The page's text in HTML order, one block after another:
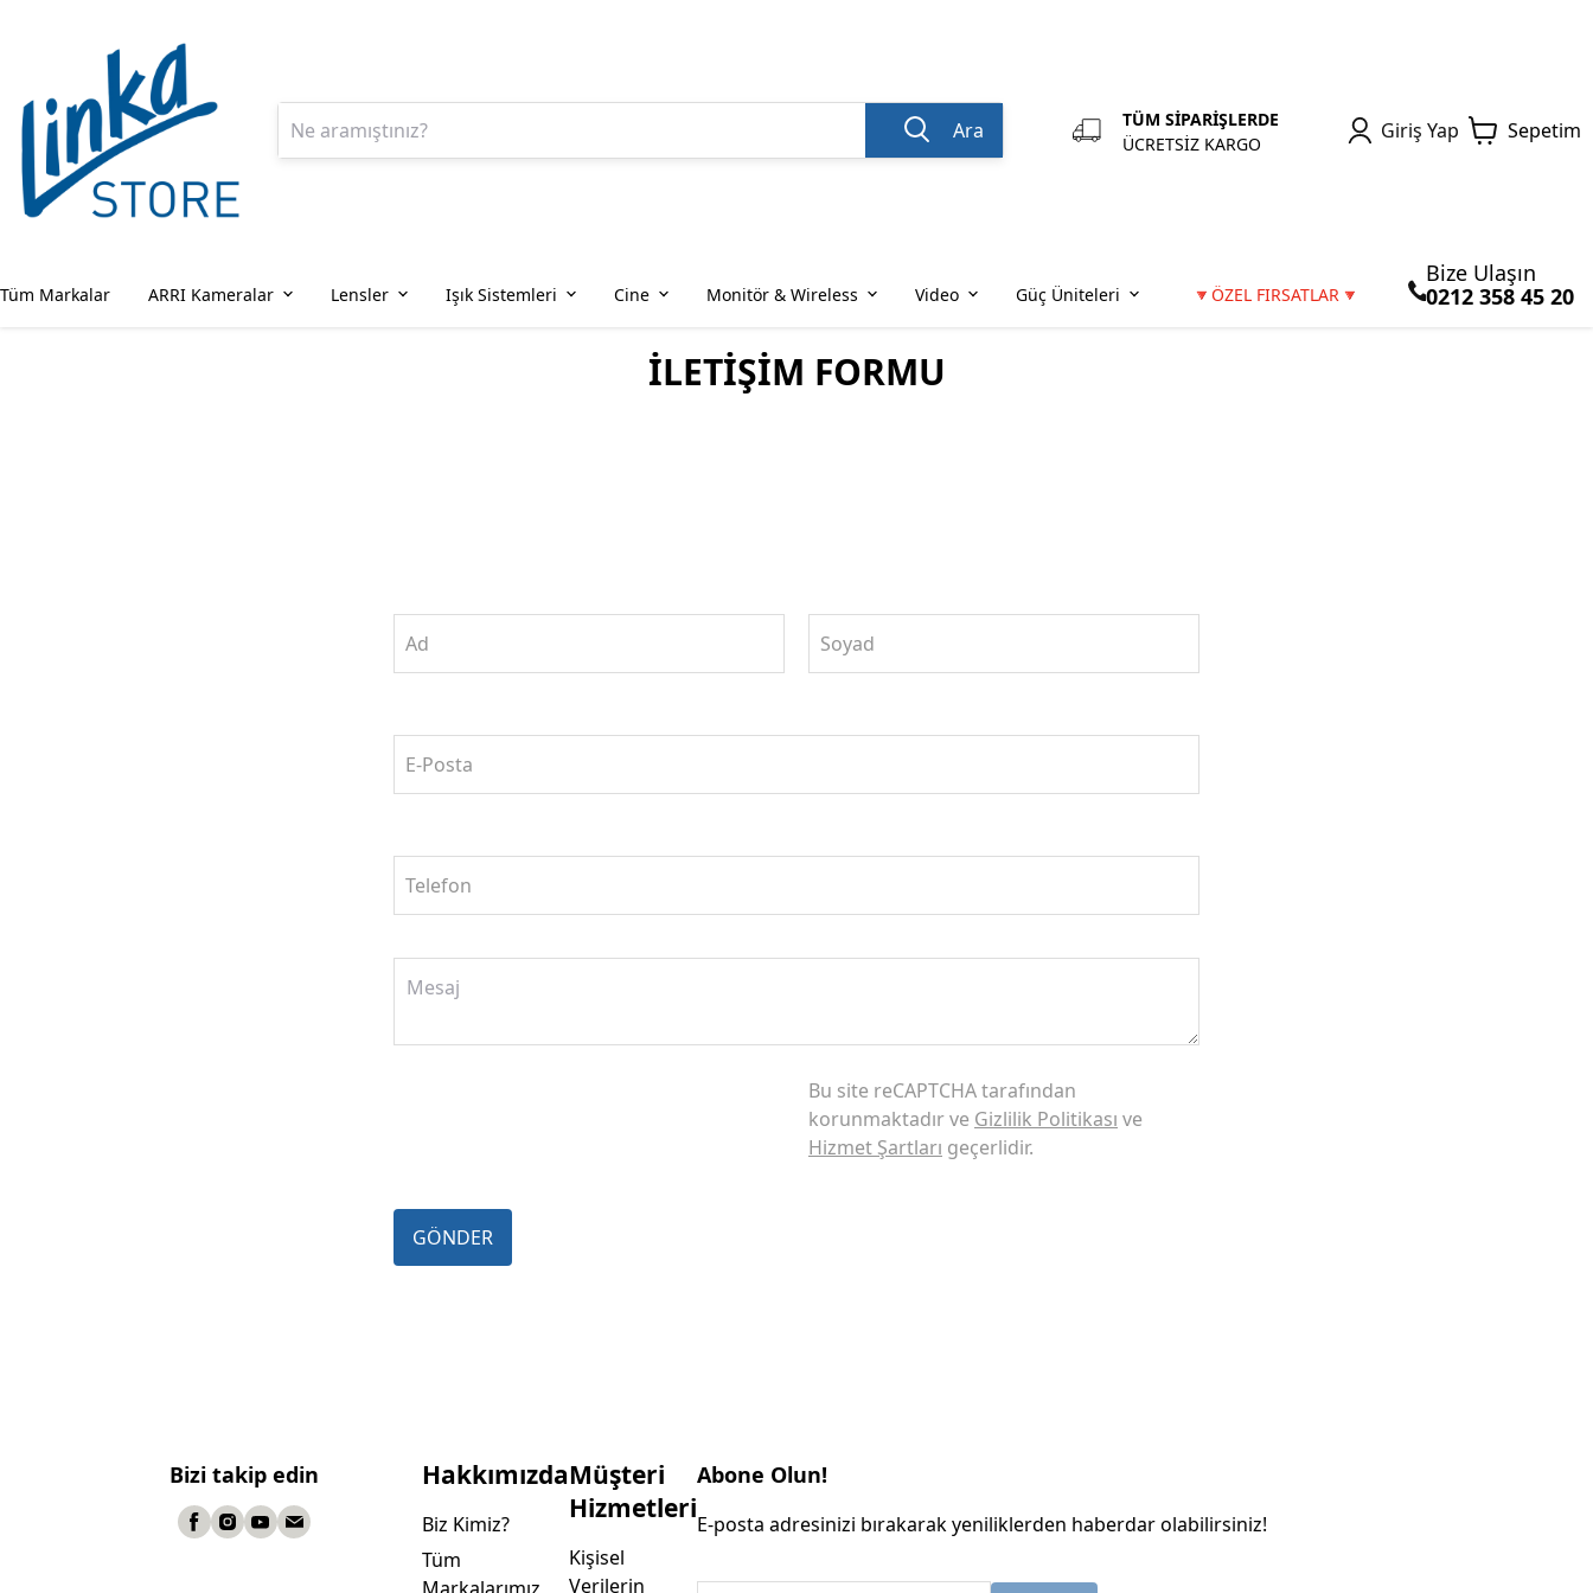
Ara
TÜM SİPARİŞLERDE
ÜCRETSİZ KARGO
Giriş Yap Sepetim
Tüm Markalar ARRI Kameralar Lensler Işık Sistemleri Cine Monitör & Wireless Video Güç Üniteleri 🔻ÖZEL FIRSATLAR🔻
Bize Ulaşın
0212 358 45 20
İLETİŞİM FORMU
Ad Soyad
E-Posta
Telefon
Bu site reCAPTCHA tarafından
korunmaktadır ve Gizlilik Politikası ve
Hizmet Şartları geçerlidir.
GÖNDER
Bizi takip edin Hakkımızda
Biz Kimiz?
Tüm
Müşteri
Hizmetleri
Kişisel
Verilerin
Abone Olun!
E-posta adresinizi bırakarak yeniliklerden haberdar olabilirsiniz!